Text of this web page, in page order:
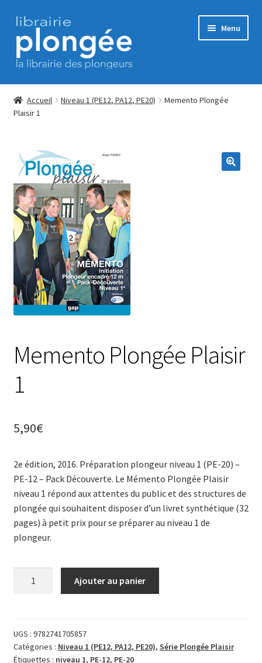
Aller
à
la
navigation
Aller
au
contenu
Menu
Accueil
Commande
Contact
ERP Subscription
Mon Compte
Panier
Revendeurs
Accueil Niveau 1 (PE12, PA12, PE20)
Memento Plongée
Plaisir 1
Memento Plongée Plaisir
1
5,90€
2e édition, 2016. Préparation plongeur niveau 1 (PE-20) –
PE-12 – Pack Découverte. Le Mémento Plongée Plaisir
niveau 1 répond aux attentes du public et des structures de
plongée qui souhaitent disposer d’un livret synthétique (32
pages) à petit prix pour se préparer au niveau 1 de
plongeur.
Plaisir
1
Ajouter au panier
UGS : 9782741705857
Catégories : Niveau 1 (PE12, PA12, PE20), Série Plongée Plaisir
Étiquettes : niveau 1, PE-12, PE-20